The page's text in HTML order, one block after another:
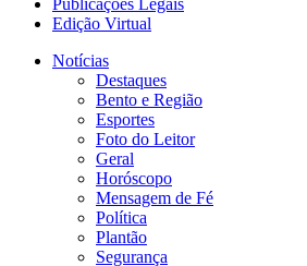
Publicações Legais
Edição Virtual
Notícias
Destaques
Bento e Região
Esportes
Foto do Leitor
Geral
Horóscopo
Mensagem de Fé
Política
Plantão
Segurança